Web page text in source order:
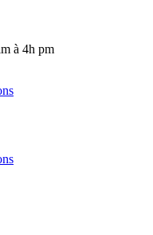
à 4h pm